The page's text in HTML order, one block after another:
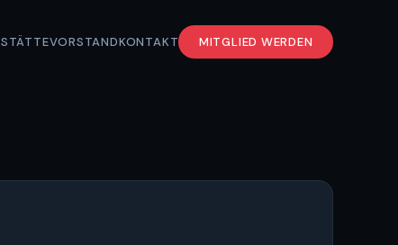
STÄTTEVORSTANDKONTAKT MITGLIED WERDEN